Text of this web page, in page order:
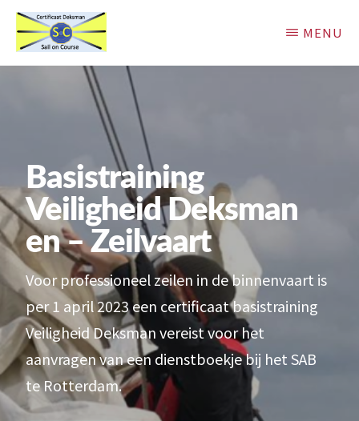
Door
naar
deSail
Basistraining
MENU
Basistraining
Veiligheid Deksman
en – Zeilvaart
Voor professioneel zeilen in de binnenvaart is
per 1 april 2023 een certificaat basistraining
Veiligheid Deksman vereist voor het
aanvragen van een dienstboekje bij het SAB
te Rotterdam.